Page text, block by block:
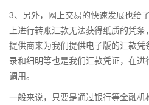
3、另外，网上交易的快速发展也给
上进行转账汇款无法获得纸质的凭
提供商来为我们提供电子版的汇款
录和细明等也是我们汇款凭证，在
调用。
一般来说，只要是通过银行等金融